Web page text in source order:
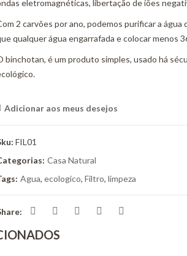
eletromagnéticas, libertação de íões
2 carvões por ano, podemos purificar a
qualquer água engarrafada e colocar menos
binchotan, é um produto simples, usado há
Adicionar aos meus desejos
FIL01
Casa Natural
Agua, ecologico, Filtro, limpeza